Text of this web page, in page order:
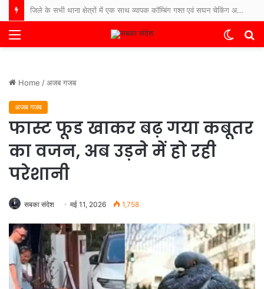
कोटा नगर पालिका में हड़ताल स्थगित, CMO और अध्यक्ष के आश्वासन के बाद कर्मचारी काम पर लौटे : दुर्गेश सोनी सहायक राजस्व निरीक्षक
Menu
Switch
Home /अजब गजब
अजब गजब
फास्ट फूड खाकर बढ़ गया कबूतर
का वजन, अब उड़ने में हो रही
परेशानी
सबका संदेश मई 11, 2026 1,758